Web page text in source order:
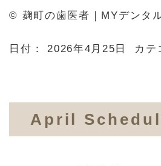
© 麹町の歯医者｜MYデンタ
日付：2026年4月25日 カテ
April